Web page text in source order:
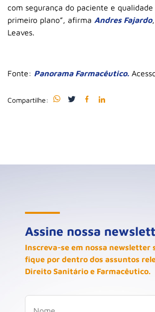
com segurança do paciente e
primeiro plano”, afirma Andres Fajardo
Leaves.
Fonte: Panorama Farmacêutico.
Compartilhe:
Assine nossa
Inscreva-se em nossa newsletter
fique por dentro dos assuntos
Direito Sanitário e Farmacêutico.